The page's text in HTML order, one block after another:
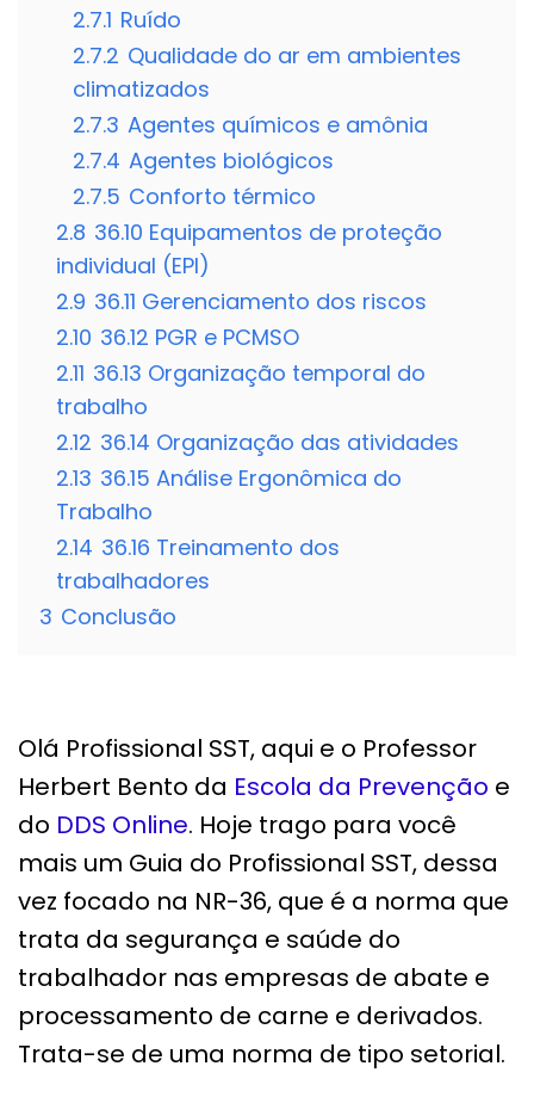
2.7.1 Ruído
2.7.2 Qualidade do ar em ambientes
climatizados
2.7.3 Agentes químicos e amônia
2.7.4 Agentes biológicos
2.7.5 Conforto térmico
2.8 36.10 Equipamentos de proteção
individual (EPI)
2.9 36.11 Gerenciamento dos riscos
2.10 36.12 PGR e PCMSO
2.11 36.13 Organização temporal do
trabalho
2.12 36.14 Organização das atividades
2.13 36.15 Análise Ergonômica do
Trabalho
2.14 36.16 Treinamento dos
trabalhadores
3 Conclusão
Olá Profissional SST, aqui e o Professor
Herbert Bento da Escola da Prevenção e
do DDS Online. Hoje trago para você
mais um Guia do Profissional SST, dessa
vez focado na NR-36, que é a norma que
trata da segurança e saúde do
trabalhador nas empresas de abate e
processamento de carne e derivados.
Trata-se de uma norma de tipo setorial.